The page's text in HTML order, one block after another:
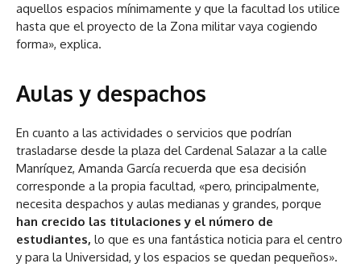
aquellos espacios mínimamente y que la facultad los utilice
hasta que el proyecto de la Zona militar vaya cogiendo
forma», explica.
Aulas y despachos
En cuanto a las actividades o servicios que podrían
trasladarse desde la plaza del Cardenal Salazar a la calle
Manríquez, Amanda García recuerda que esa decisión
corresponde a la propia facultad, «pero, principalmente,
necesita despachos y aulas medianas y grandes, porque
han crecido las titulaciones y el número de
estudiantes, lo que es una fantástica noticia para el centro
y para la Universidad, y los espacios se quedan pequeños».